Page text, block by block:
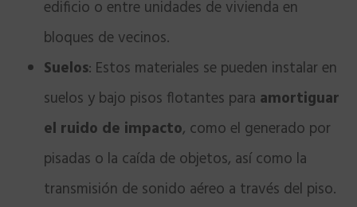
edificio o entre unidades de vivienda en
bloques de vecinos.
Suelos: Estos materiales se pueden instalar en
suelos y bajo pisos flotantes para amortiguar
el ruido de impacto, como el generado por
pisadas o la caída de objetos, así como la
transmisión de sonido aéreo a través del piso.